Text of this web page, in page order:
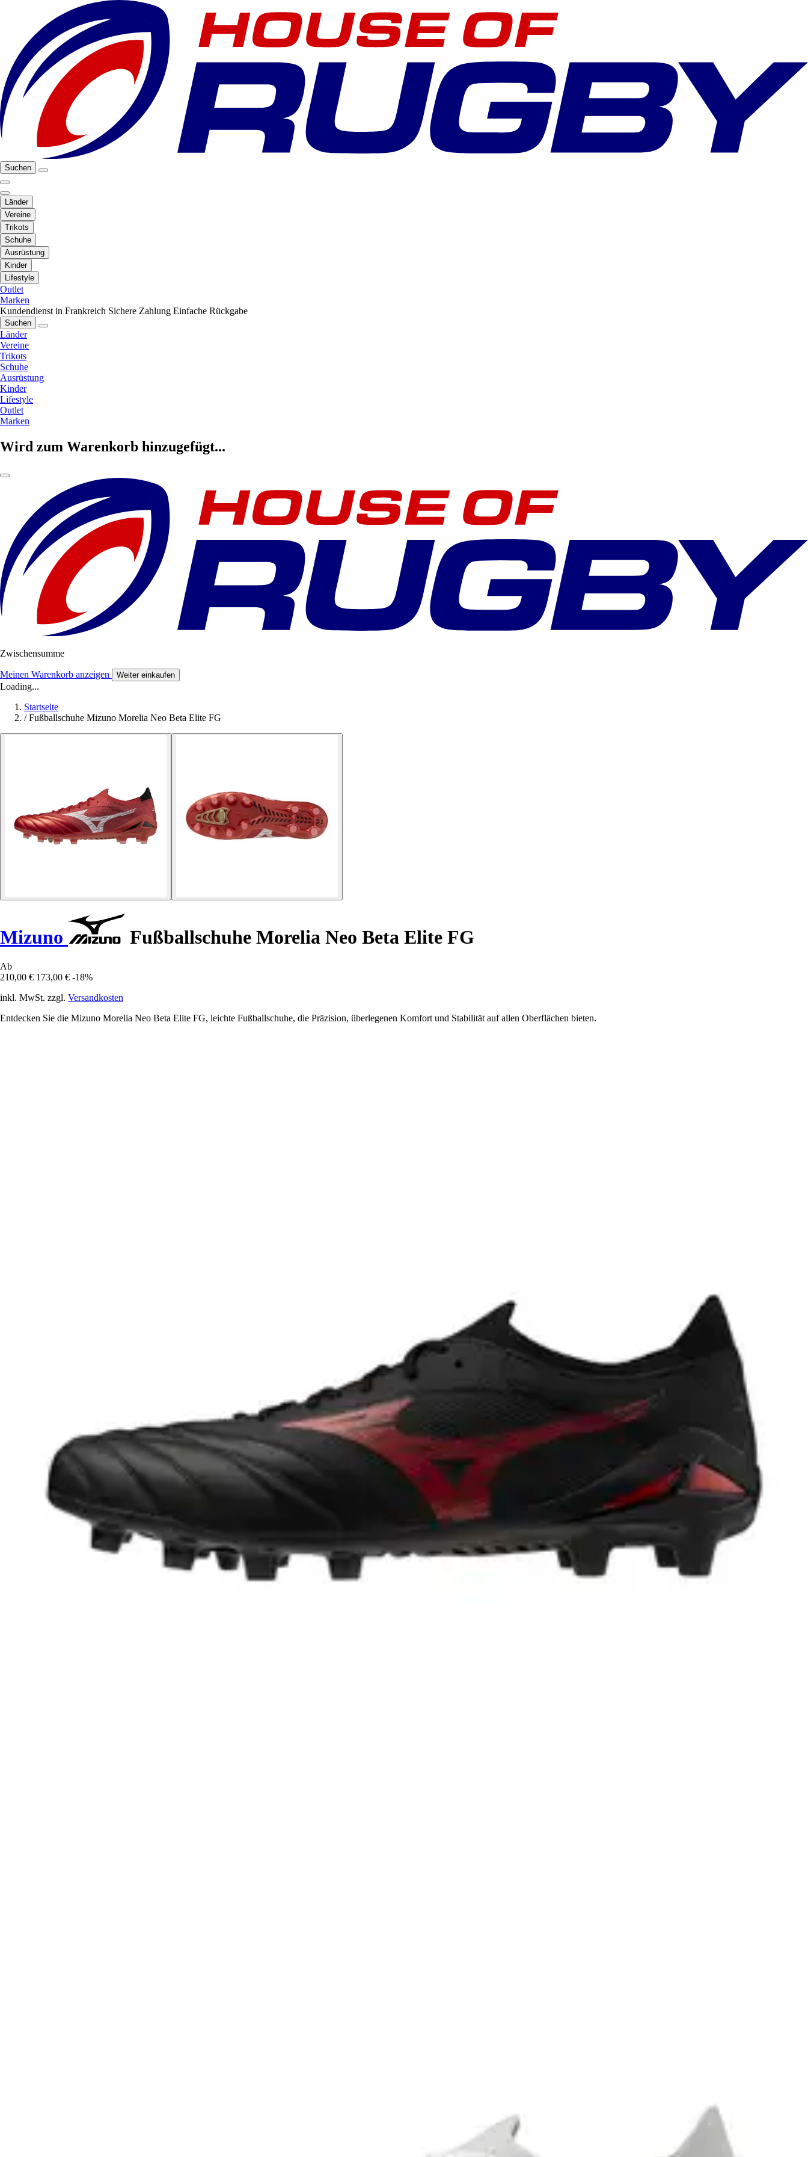
Suchen
Länder
Vereine
Trikots
Schuhe
Ausrüstung
Kinder
Lifestyle
Outlet
Marken
Kundendienst in Frankreich Sichere Zahlung Einfache Rückgabe
Suchen
Länder
Vereine
Trikots
Schuhe
Ausrüstung
Kinder
Lifestyle
Outlet
Marken
Wird zum Warenkorb hinzugefügt...
Zwischensumme
Meinen Warenkorb anzeigen Weiter einkaufen
Loading...
Startseite
/ Fußballschuhe Mizuno Morelia Neo Beta Elite FG
Mizuno Fußballschuhe Morelia Neo Beta Elite FG
Ab
210,00 € 173,00 € -18%
inkl. MwSt. zzgl. Versandkosten
Entdecken Sie die Mizuno Morelia Neo Beta Elite FG, leichte Fußballschuhe, die Präzision, überlegenen Komfort und Stabilität auf allen Oberflächen bieten.